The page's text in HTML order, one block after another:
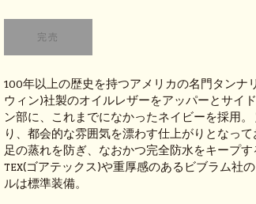
100年以上の歴史を持つアメリカの名門タンナ
ウィン)社製のオイルレザーをアッパーとサイ
ン部に、これまでになかったネイビーを採用
り、都会的な雰囲気を漂わす仕上がりとなって
足の蒸れを防ぎ、なおかつ完全防水をキープす
TEX(ゴアテックス)や重厚感のあるビブラム社
ルは標準装備。